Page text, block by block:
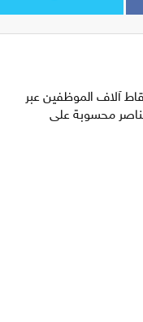
آلاف الموظفين عبر
محسوبة على